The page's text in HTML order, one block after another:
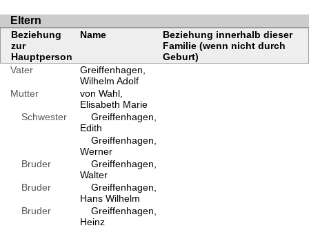
Eltern
Beziehung
zur
Hauptperson
Name
Beziehung innerhalb dieser
Familie (wenn nicht durch
Geburt)
Vater
Greiffenhagen,
Wilhelm Adolf
Mutter
von Wahl,
Elisabeth Marie
Schwester
Greiffenhagen,
Edith
Greiffenhagen,
Werner
Bruder
Greiffenhagen,
Walter
Bruder
Greiffenhagen,
Hans Wilhelm
Bruder
Greiffenhagen,
Heinz